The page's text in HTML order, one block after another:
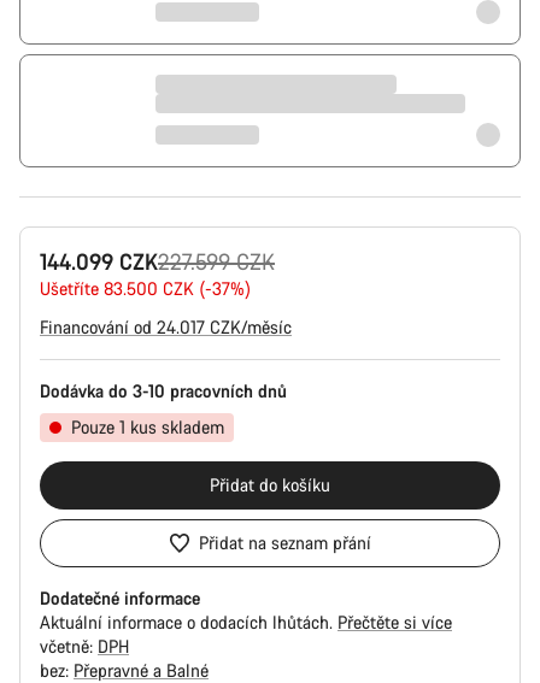
144.099 CZK
Původní
cena
227.599 CZK
Ušetříte 83.500 CZK (-37%)
Financování od 24.017 CZK/měsíc
Dodávka do 3-10 pracovních dnů
Pouze 1 kus skladem
Přidat do košíku
Přidat na seznam přání
Dodatečné informace
Aktuální informace o dodacích lhůtách. Přečtěte si více
včetně: DPH
bez: Přepravné a Balné